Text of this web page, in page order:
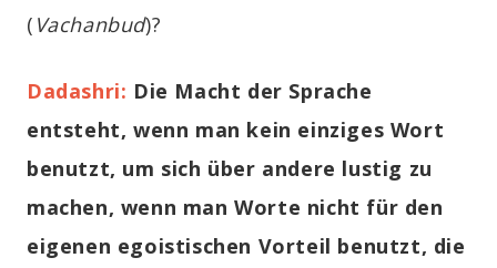
( Vachanbud)?
Dadashri: Die Macht der Sprache
entsteht, wenn man kein einziges Wort
benutzt, um sich über andere lustig zu
machen, wenn man Worte nicht für den
eigenen egoistischen Vorteil benutzt, die